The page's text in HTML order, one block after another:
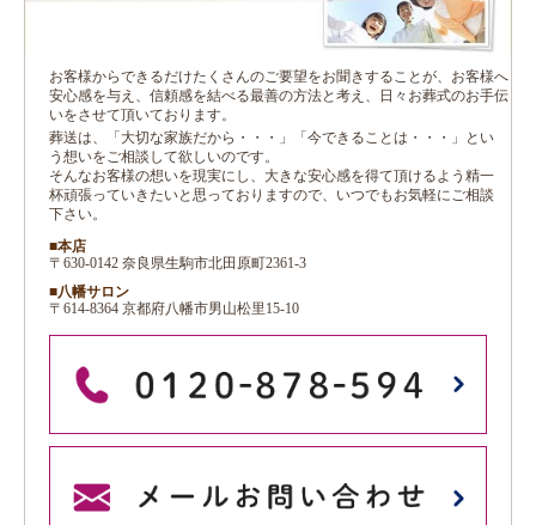
お客様からできるだけたくさんのご要望をお聞きすることが、お客様へ
安心感を与え、信頼感を結べる最善の方法と考え、日々お葬式のお手伝
いをさせて頂いております。
葬送は、「大切な家族だから・・・」「今できることは・・・」とい
う想いをご相談して欲しいのです。
そんなお客様の想いを現実にし、大きな安心感を得て頂けるよう精一
杯頑張っていきたいと思っておりますので、いつでもお気軽にご相談
下さい。
■本店
〒630-0142 奈良県生駒市北田原町2361-3
■八幡サロン
〒614-8364 京都府八幡市男山松里15-10